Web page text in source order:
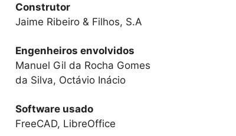
Construtor
Jaime Ribeiro & Filhos, S.A
Engenheiros envolvidos
Manuel Gil da Rocha Gomes
da Silva, Octávio Inácio
Software usado
FreeCAD, LibreOffice